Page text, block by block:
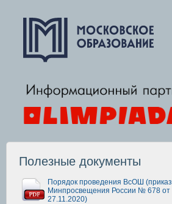
Полезные документы
Порядок проведения ВсОШ (приказ
Минпросвещения России № 678 от
27.11.2020)